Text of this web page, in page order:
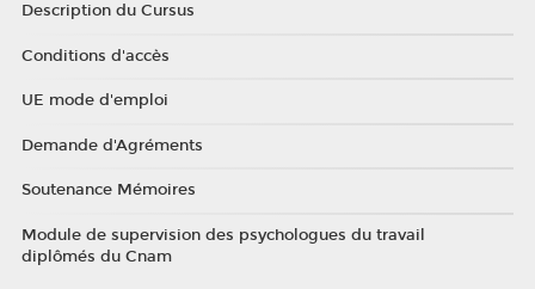
Description du Cursus
Conditions d'accès
UE mode d'emploi
Demande d'Agréments
Soutenance Mémoires
Module de supervision des psychologues du travail
diplômés du Cnam